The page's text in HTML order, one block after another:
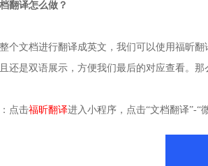
翻译怎么做？
个文档进行翻译成英文，我们可以使用福昕
还是双语展示，方便我们最后的对应查看。那
点击福昕翻译进入小程序，点击“文档翻译”-“